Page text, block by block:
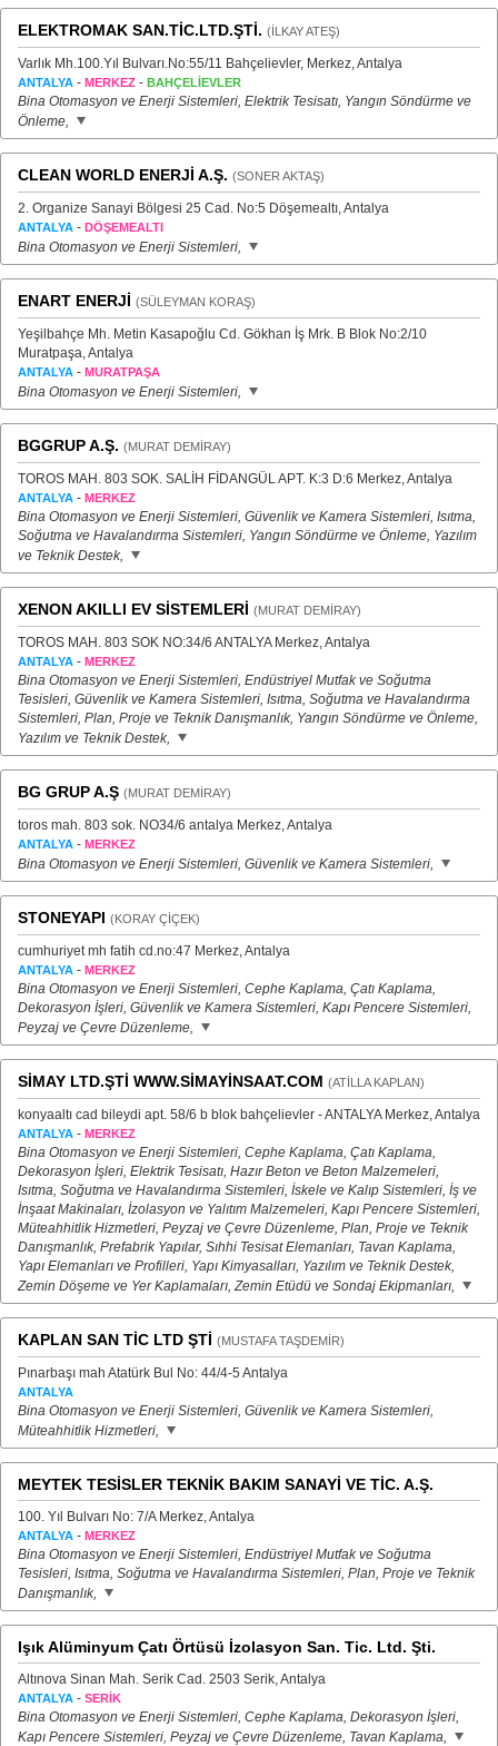
ELEKTROMAK SAN.TİC.LTD.ŞTİ. (İLKAY ATEŞ)
Varlık Mh.100.Yıl Bulvarı.No:55/11 Bahçelievler, Merkez, Antalya
ANTALYA - MERKEZ - BAHÇELİEVLER
Bina Otomasyon ve Enerji Sistemleri, Elektrik Tesisatı, Yangın Söndürme ve
Önleme,
CLEAN WORLD ENERJİ A.Ş. (SONER AKTAŞ)
2. Organize Sanayi Bölgesi 25 Cad. No:5 Döşemealtı, Antalya
ANTALYA - DÖŞEMEALTI
Bina Otomasyon ve Enerji Sistemleri,
ENART ENERJİ (SÜLEYMAN KORAŞ)
Yeşilbahçe Mh. Metin Kasapoğlu Cd. Gökhan İş Mrk. B Blok No:2/10
Muratpaşa, Antalya
ANTALYA - MURATPAŞA
Bina Otomasyon ve Enerji Sistemleri,
BGGRUP A.Ş. (MURAT DEMİRAY)
TOROS MAH. 803 SOK. SALİH FİDANGÜL APT. K:3 D:6 Merkez, Antalya
ANTALYA - MERKEZ
Bina Otomasyon ve Enerji Sistemleri, Güvenlik ve Kamera Sistemleri, Isıtma,
Soğutma ve Havalandırma Sistemleri, Yangın Söndürme ve Önleme, Yazılım
ve Teknik Destek,
XENON AKILLI EV SİSTEMLERİ (MURAT DEMİRAY)
TOROS MAH. 803 SOK NO:34/6 ANTALYA Merkez, Antalya
ANTALYA - MERKEZ
Bina Otomasyon ve Enerji Sistemleri, Endüstriyel Mutfak ve Soğutma
Tesisleri, Güvenlik ve Kamera Sistemleri, Isıtma, Soğutma ve Havalandırma
Sistemleri, Plan, Proje ve Teknik Danışmanlık, Yangın Söndürme ve Önleme,
Yazılım ve Teknik Destek,
BG GRUP A.Ş (MURAT DEMİRAY)
toros mah. 803 sok. NO34/6 antalya Merkez, Antalya
ANTALYA - MERKEZ
Bina Otomasyon ve Enerji Sistemleri, Güvenlik ve Kamera Sistemleri,
STONEYAPI (KORAY ÇİÇEK)
cumhuriyet mh fatih cd.no:47 Merkez, Antalya
ANTALYA - MERKEZ
Bina Otomasyon ve Enerji Sistemleri, Cephe Kaplama, Çatı Kaplama,
Dekorasyon İşleri, Güvenlik ve Kamera Sistemleri, Kapı Pencere Sistemleri,
Peyzaj ve Çevre Düzenleme,
SİMAY LTD.ŞTİ WWW.SİMAYİNSAAT.COM (ATİLLA KAPLAN)
konyaaltı cad bileydi apt. 58/6 b blok bahçelievler - ANTALYA Merkez, Antalya
ANTALYA - MERKEZ
Bina Otomasyon ve Enerji Sistemleri, Cephe Kaplama, Çatı Kaplama,
Dekorasyon İşleri, Elektrik Tesisatı, Hazır Beton ve Beton Malzemeleri,
Isıtma, Soğutma ve Havalandırma Sistemleri, İskele ve Kalıp Sistemleri, İş ve
İnşaat Makinaları, İzolasyon ve Yalıtım Malzemeleri, Kapı Pencere Sistemleri,
Müteahhitlik Hizmetleri, Peyzaj ve Çevre Düzenleme, Plan, Proje ve Teknik
Danışmanlık, Prefabrik Yapılar, Sıhhi Tesisat Elemanları, Tavan Kaplama,
Yapı Elemanları ve Profilleri, Yapı Kimyasalları, Yazılım ve Teknik Destek,
Zemin Döşeme ve Yer Kaplamaları, Zemin Etüdü ve Sondaj Ekipmanları,
KAPLAN SAN TİC LTD ŞTİ (MUSTAFA TAŞDEMİR)
Pınarbaşı mah Atatürk Bul No: 44/4-5 Antalya
ANTALYA
Bina Otomasyon ve Enerji Sistemleri, Güvenlik ve Kamera Sistemleri,
Müteahhitlik Hizmetleri,
MEYTEK TESİSLER TEKNİK BAKIM SANAYİ VE TİC. A.Ş.
100. Yıl Bulvarı No: 7/A Merkez, Antalya
ANTALYA - MERKEZ
Bina Otomasyon ve Enerji Sistemleri, Endüstriyel Mutfak ve Soğutma
Tesisleri, Isıtma, Soğutma ve Havalandırma Sistemleri, Plan, Proje ve Teknik
Danışmanlık,
Işık Alüminyum Çatı Örtüsü İzolasyon San. Tic. Ltd. Şti.
Altınova Sinan Mah. Serik Cad. 2503 Serik, Antalya
ANTALYA - SERİK
Bina Otomasyon ve Enerji Sistemleri, Cephe Kaplama, Dekorasyon İşleri,
Kapı Pencere Sistemleri, Peyzaj ve Çevre Düzenleme, Tavan Kaplama,